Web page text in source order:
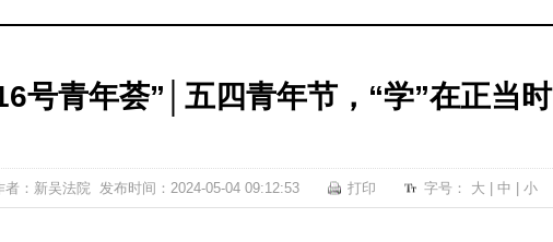
号青年荟”│五四青年节，“学”在正当时
者：新吴法院 发布时间：2024-05-04 09:12:53 打印 字号： 大 中 小